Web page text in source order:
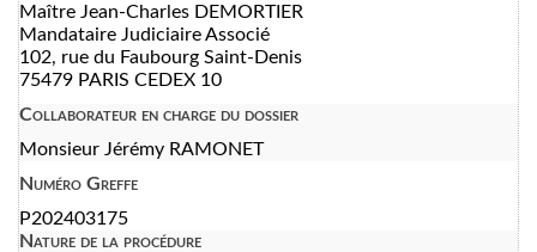
Maître Jean-Charles DEMORTIER
Mandataire Judiciaire Associé
102, rue du Faubourg Saint-Denis
75479 PARIS CEDEX 10
Collaborateur en charge du dossier
Monsieur Jérémy RAMONET
Numéro Greffe
P202403175
Nature de la procédure